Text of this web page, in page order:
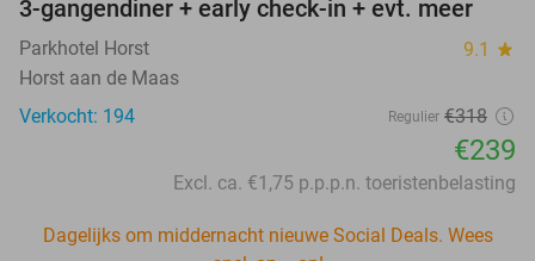
3-gangendiner + early check-in + evt. meer
Parkhotel Horst 9.1 star
Horst aan de Maas
Verkocht: 194
Regulier €318
€239
Excl. ca. €1,75 p.p.p.n. toeristenbelasting
Dagelijks om middernacht nieuwe Social Deals. Wees